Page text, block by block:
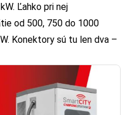
Ľahko pri nej
od 500, 750 do 1000
Konektory sú tu len dva –